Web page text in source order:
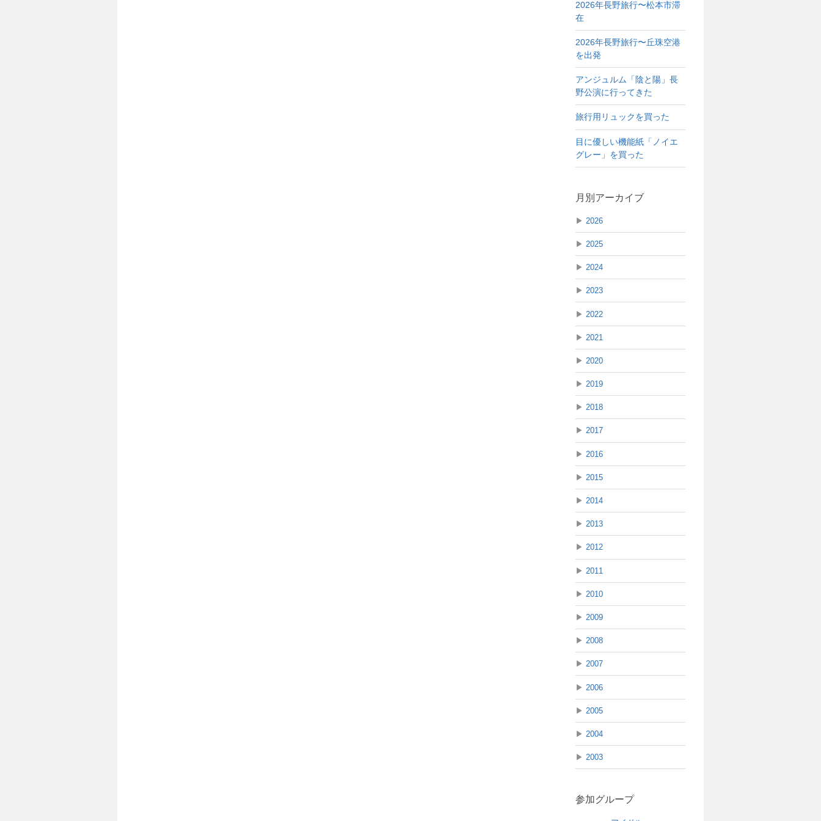
2026年長野旅行〜松本市滞
在
2026年長野旅行〜丘珠空港
を出発
アンジュルム「陰と陽」長
野公演に行ってきた
旅行用リュックを買った
目に優しい機能紙「ノイエ
グレー」を買った
月別アーカイブ
▶ 2026
▶ 2025
▶ 2024
▶ 2023
▶ 2022
▶ 2021
▶ 2020
▶ 2019
▶ 2018
▶ 2017
▶ 2016
▶ 2015
▶ 2014
▶ 2013
▶ 2012
▶ 2011
▶ 2010
▶ 2009
▶ 2008
▶ 2007
▶ 2006
▶ 2005
▶ 2004
▶ 2003
参加グループ